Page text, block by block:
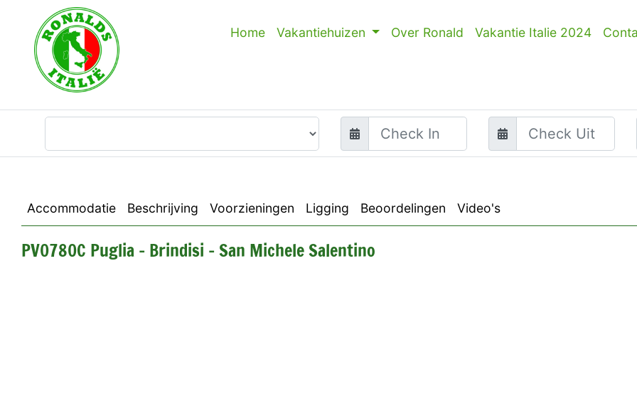
Home Vakantiehuizen Over Ronald Vakantie Italie 2024
wilt u heen?
Accommodatie Beschrijving Voorzieningen Ligging Beoordelingen Video's
PV0780C Puglia - Brindisi - San Michele Salentino